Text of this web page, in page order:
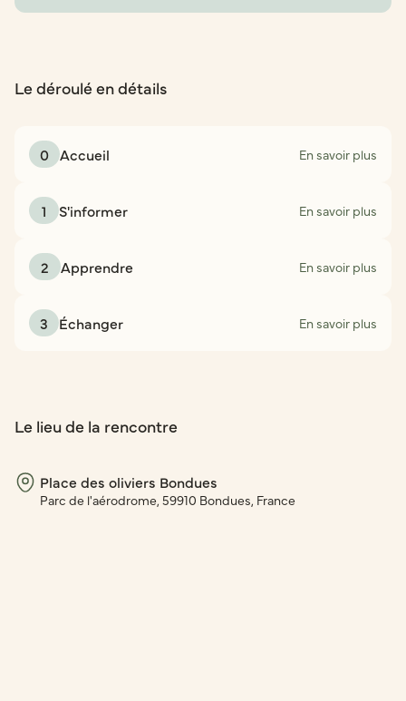
Le déroulé en détails
0 Accueil En savoir plus
1 S'informer En savoir plus
2 Apprendre En savoir plus
3 Échanger En savoir plus
Le lieu de la rencontre
Place des oliviers Bondues
Parc de l'aérodrome, 59910 Bondues, France